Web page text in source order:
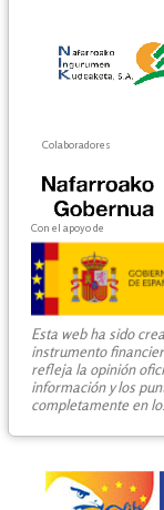
Colaboradores
Con el apoyo de
Esta web ha sido
instrumento
refleja la opinión
información y los
completamente en